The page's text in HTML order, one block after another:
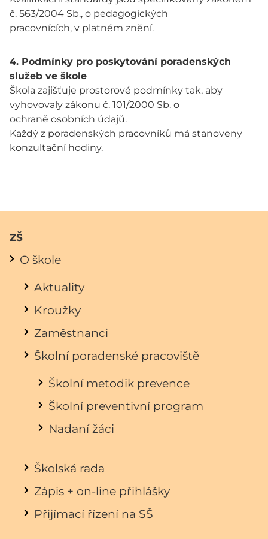
č. 563/2004 Sb., o pedagogických
pracovnících, v platném znění.
4. Podmínky pro poskytování poradenských
služeb ve škole
Škola zajišťuje prostorové podmínky tak, aby
vyhovovaly zákonu č. 101/2000 Sb. o
ochraně osobních údajů.
Každý z poradenských pracovníků má stanoveny
konzultační hodiny.
ZŠ
O škole
Aktuality
Kroužky
Zaměstnanci
Školní poradenské pracoviště
Školní metodik prevence
Školní preventivní program
Nadaní žáci
Školská rada
Zápis + on-line přihlášky
Přijímací řízení na SŠ